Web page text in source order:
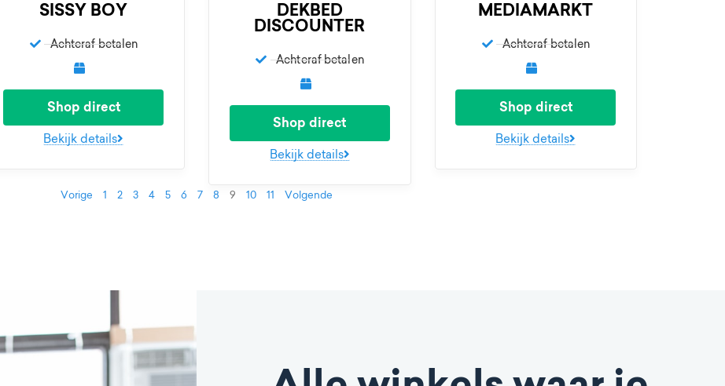
SISSY BOY
Achteraf betalen
Shop direct
Bekijk details
DEKBED
DISCOUNTER
Achteraf betalen
Shop direct
Bekijk details
MEDIAMARKT
Achteraf betalen
Shop direct
Bekijk details
Vorige 1 2 3 4 5 6 7 8 9 10 11 Volgende